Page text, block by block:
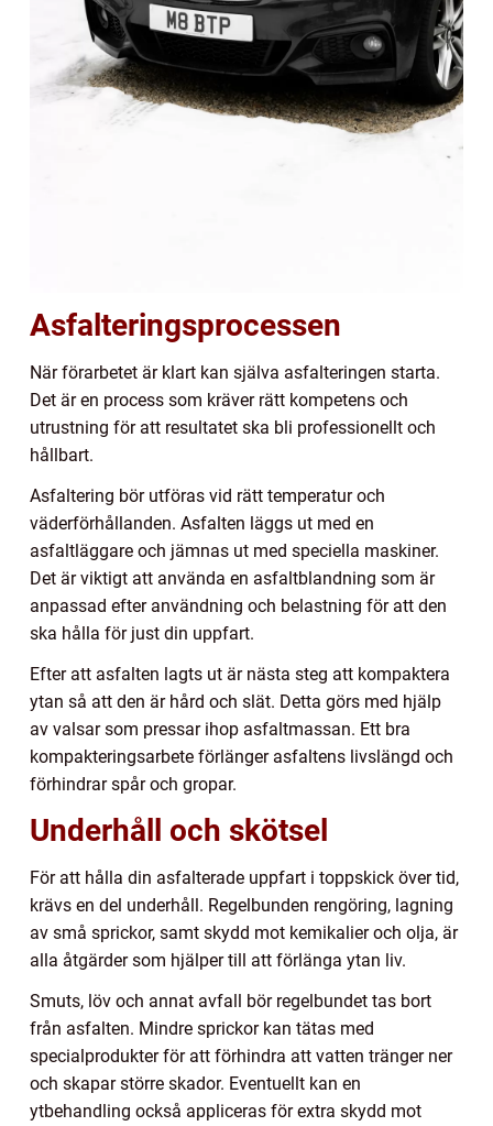
Asfalteringsprocessen
När förarbetet är klart kan själva asfalteringen starta.
Det är en process som kräver rätt kompetens och
utrustning för att resultatet ska bli professionellt och
hållbart.
Asfaltering bör utföras vid rätt temperatur och
väderförhållanden. Asfalten läggs ut med en
asfaltläggare och jämnas ut med speciella maskiner.
Det är viktigt att använda en asfaltblandning som är
anpassad efter användning och belastning för att den
ska hålla för just din uppfart.
Efter att asfalten lagts ut är nästa steg att kompaktera
ytan så att den är hård och slät. Detta görs med hjälp
av valsar som pressar ihop asfaltmassan. Ett bra
kompakteringsarbete förlänger asfaltens livslängd och
förhindrar spår och gropar.
Underhåll och skötsel
För att hålla din asfalterade uppfart i toppskick över tid,
krävs en del underhåll. Regelbunden rengöring, lagning
av små sprickor, samt skydd mot kemikalier och olja, är
alla åtgärder som hjälper till att förlänga ytan liv.
Smuts, löv och annat avfall bör regelbundet tas bort
från asfalten. Mindre sprickor kan tätas med
specialprodukter för att förhindra att vatten tränger ner
och skapar större skador. Eventuellt kan en
ytbehandling också appliceras för extra skydd mot